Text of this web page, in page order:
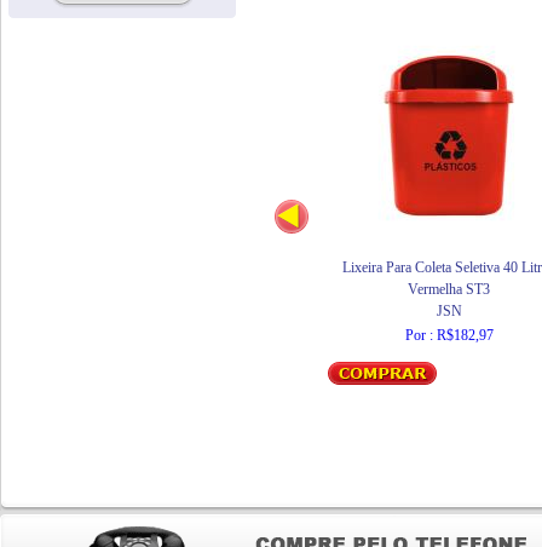
Lixeira Para Coleta Seletiva 40
Vermelha ST3
JSN
Por : R$182,97